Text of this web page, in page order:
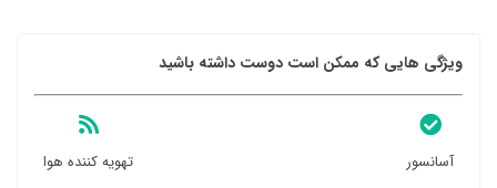
ویژگی هایی که ممکن است دوست داشته باشید
آسانسور تهویه کننده هوا